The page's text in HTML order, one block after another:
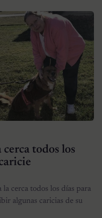
todos los
cerca todos los días para
algunas caricias de su